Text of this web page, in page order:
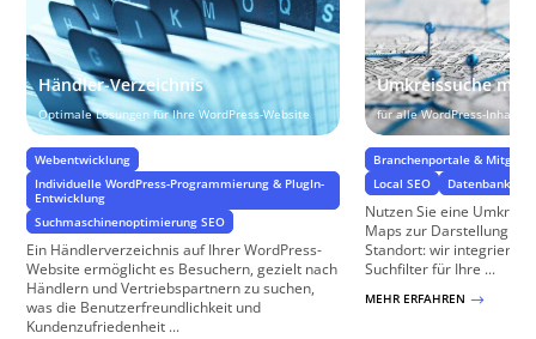
Händler-Verzeichnis
Optimale Lösungen für Ihre WordPress-Website
Webentwicklung
Individuelle WordPress-Programmierung & PlugIn-
Entwicklung
Suchmaschinenoptimierung SEO
Ein Händlerverzeichnis auf Ihrer WordPress-
Website ermöglicht es Besuchern, gezielt nach
Händlern und Vertriebspartnern zu suchen,
was die Benutzerfreundlichkeit und
Kundenzufriedenheit ...
Umkreissuche mit
für alle WordPress-Inhalte
Branchenportale &
Local SEO
Datenbanken
Nutzen Sie eine
Maps zur Darstellung
Standort: wir integrieren
Suchfilter für Ihre ...
MEHR ERFAHREN $